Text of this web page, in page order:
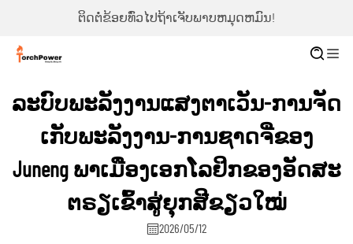
ຕິດຕໍ່ຂ້ອຍທົ່ວໄປຖ້າເຈັບພາບຫມຸດຫມົນ!
ລະບົບພະລັງງານແສງຕາເວັນ-ການຈັດ
ເກັບພະລັງງານ-ການຊາດຈີ່ຂອງ
Juneng ພາເມືອງເອກໂລຢິກຂອງອັດສະ
ຕຣຽເຂົ້າສູ່ຍຸກສີຂຽວໃໝ່
2026/05/12